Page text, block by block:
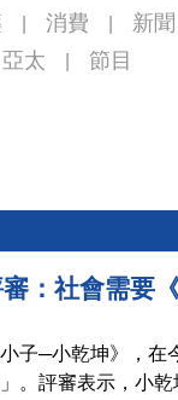
消費 新聞
亞太 節目
：社會需要《
子─小乾坤》，在
。評審表示，小